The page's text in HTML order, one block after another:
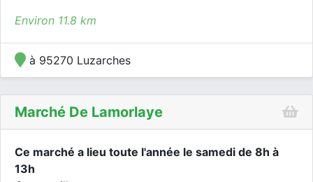
Environ 11.8 km
à 95270 Luzarches
Marché De Lamorlaye
Ce marché a lieu toute l'année le samedi de 8h à
13h